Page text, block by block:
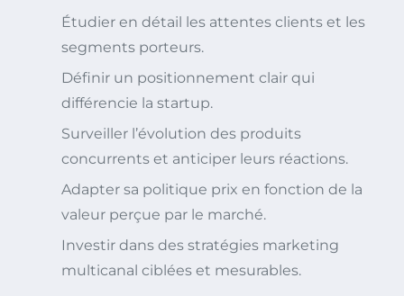
Étudier en détail les attentes clients et les
segments porteurs.
Définir un positionnement clair qui
différencie la startup.
Surveiller l’évolution des produits
concurrents et anticiper leurs réactions.
Adapter sa politique prix en fonction de la
valeur perçue par le marché.
Investir dans des stratégies marketing
multicanal ciblées et mesurables.